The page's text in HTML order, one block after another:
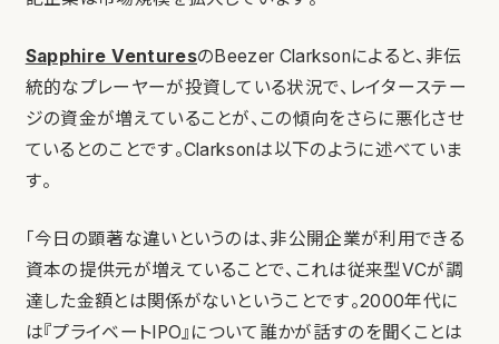
Sapphire VenturesのBeezer Clarksonによると、非伝
統的なプレーヤーが投資している状況で、レイターステー
ジの資金が増えていることが、この傾向をさらに悪化させ
ているとのことです。Clarksonは以下のように述べていま
す。
「今日の顕著な違いというのは、非公開企業が利用できる
資本の提供元が増えていることで、これは従来型VCが調
達した金額とは関係がないということです。2000年代に
は『プライベートIPO』について誰かが話すのを聞くことは